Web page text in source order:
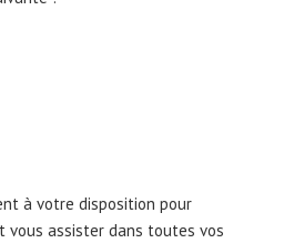
à votre disposition pour
vous assister dans toutes vos